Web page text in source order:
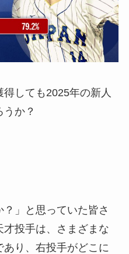
しても2025年の新人
か？
？」と思っていた皆さ
投手は、さまざまな
り、右投手がどこに